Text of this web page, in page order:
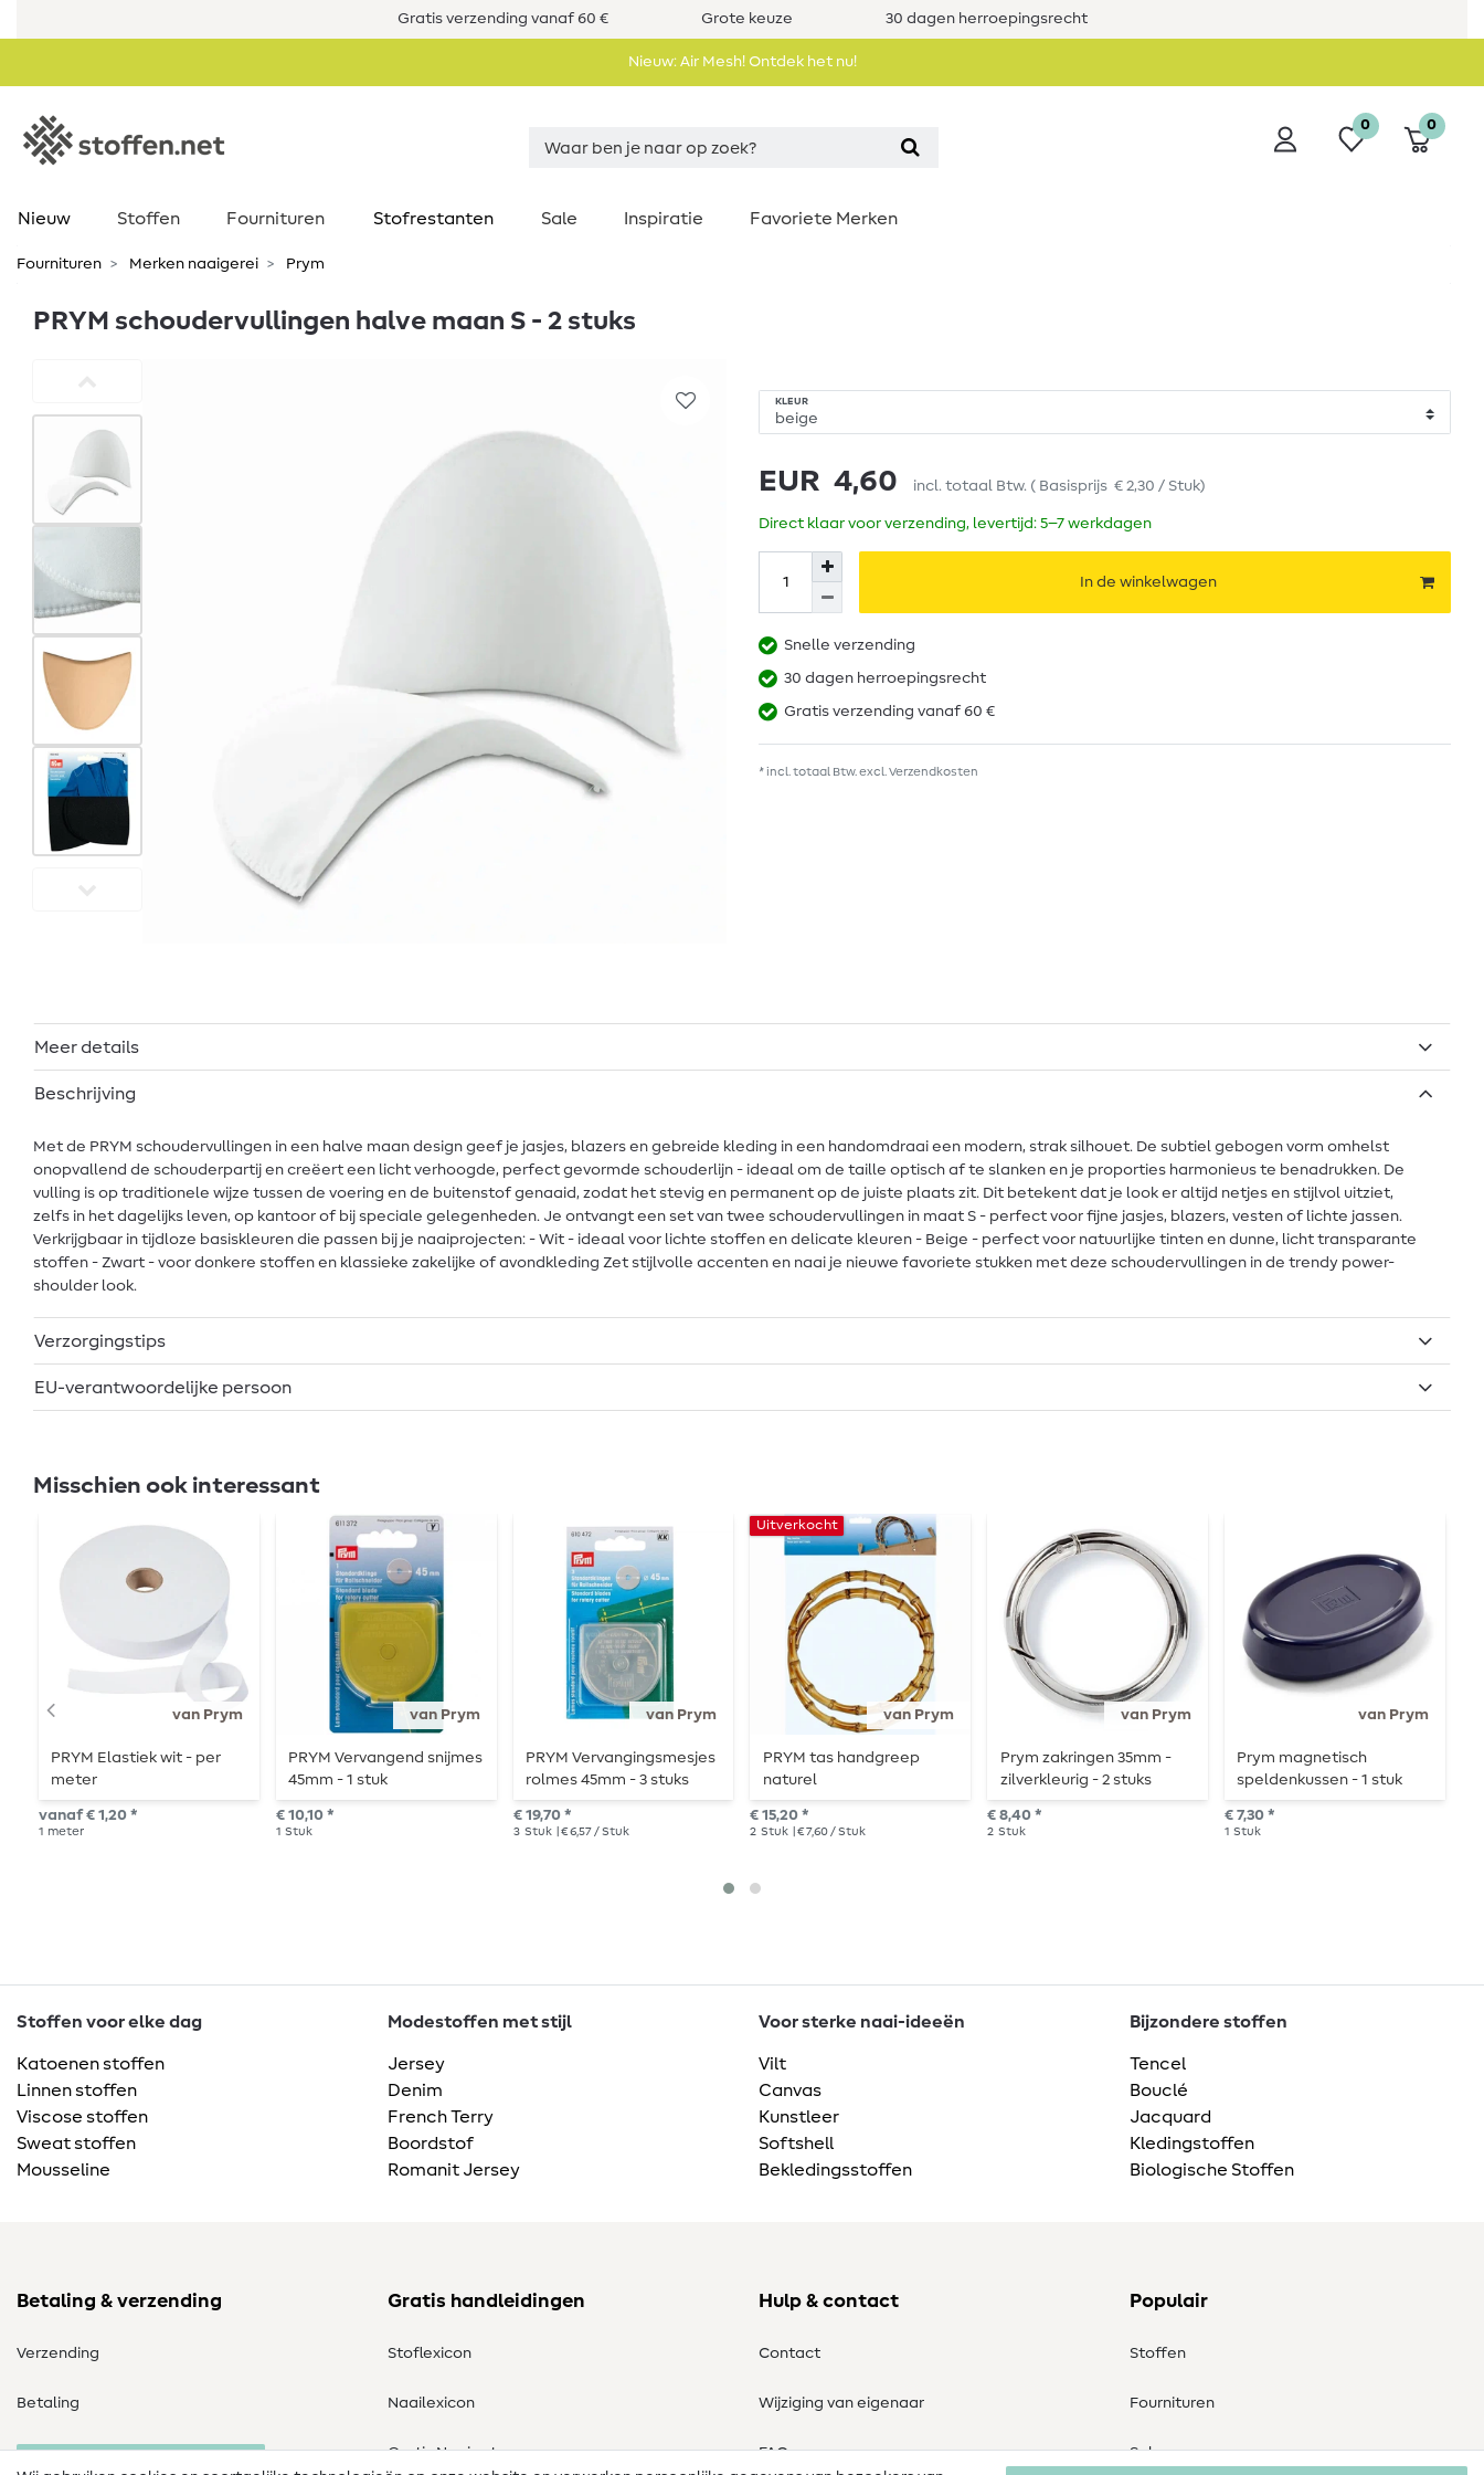
Gratis verzending vanaf 60 € Grote keuze 30 dagen herroepingsrecht
Nieuw: Air Mesh! Ontdek het nu!
0 0
Nieuw Stoffen Fournituren Stofrestanten Sale Inspiratie Favoriete Merken
Fournituren Merken naaigerei Prym
PRYM schoudervullingen halve maan S - 2 stuks
KLEUR
EUR 4,60 incl. totaal Btw. ( Basisprijs € 2,30 / Stuk)
Direct klaar voor verzending, levertijd: 5–7 werkdagen
In de winkelwagen
Snelle verzending
30 dagen herroepingsrecht
Gratis verzending vanaf 60 €
* incl. totaal Btw. excl.Verzendkosten
Meer details
Beschrijving
Met de PRYM schoudervullingen in een halve maan design geef je jasjes, blazers en gebreide kleding in een handomdraai een modern, strak silhouet. De subtiel gebogen vorm omhelst
onopvallend de schouderpartij en creëert een licht verhoogde, perfect gevormde schouderlijn - ideaal om de taille optisch af te slanken en je proporties harmonieus te benadrukken. De
vulling is op traditionele wijze tussen de voering en de buitenstof genaaid, zodat het stevig en permanent op de juiste plaats zit. Dit betekent dat je look er altijd netjes en stijlvol uitziet,
zelfs in het dagelijks leven, op kantoor of bij speciale gelegenheden. Je ontvangt een set van twee schoudervullingen in maat S - perfect voor fijne jasjes, blazers, vesten of lichte jassen.
Verkrijgbaar in tijdloze basiskleuren die passen bij je naaiprojecten: - Wit - ideaal voor lichte stoffen en delicate kleuren - Beige - perfect voor natuurlijke tinten en dunne, licht transparante
stoffen - Zwart - voor donkere stoffen en klassieke zakelijke of avondkleding Zet stijlvolle accenten en naai je nieuwe favoriete stukken met deze schoudervullingen in de trendy power-
shoulder look.
Verzorgingstips
EU-verantwoordelijke persoon
Misschien ook interessant
van Prym
PRYM Elastiek wit - per
meter
vanaf € 1,20 *
1 meter
van Prym
PRYM Vervangend snijmes
45mm - 1 stuk
€ 10,10 *
1 Stuk
van Prym
PRYM Vervangingsmesjes
rolmes 45mm - 3 stuks
€ 19,70 *
3 Stuk | € 6,57 / Stuk
van Prym
Uitverkocht
PRYM tas handgreep
naturel
€ 15,20 *
2 Stuk | € 7,60 / Stuk
van Prym
Prym zakringen 35mm -
zilverkleurig - 2 stuks
€ 8,40 *
2 Stuk
van Prym
Prym magnetisch
speldenkussen - 1 stuk
€ 7,30 *
1 Stuk
Stoffen voor elke dag
Katoenen stoffen
Linnen stoffen
Viscose stoffen
Sweat stoffen
Mousseline
Modestoffen met stijl
Jersey
Denim
French Terry
Boordstof
Romanit Jersey
Voor sterke naai-ideeën
Vilt
Canvas
Kunstleer
Softshell
Bekledingsstoffen
Bijzondere stoffen
Tencel
Bouclé
Jacquard
Kledingstoffen
Biologische Stoffen
Betaling & verzending
Verzending
Betaling
Gratis handleidingen
Stoflexicon
Naailexicon
Gratis Naaipatronen
Hulp & contact
Contact
Wijziging van eigenaar
FAQ
Populair
Stoffen
Fournituren
Sale